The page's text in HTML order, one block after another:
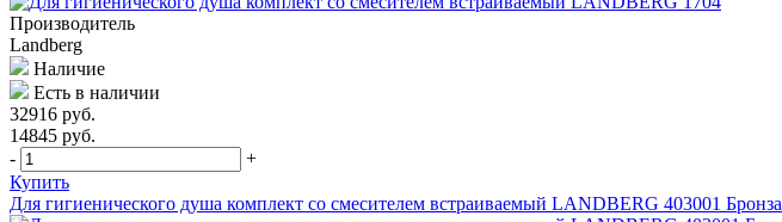
Производитель
Landberg
Наличие
Есть в наличии
32916 руб.
14845 руб.
-
+
Купить
Для гигиенического душа комплект со смесителем встраиваемый LANDBERG 403001 Бронза